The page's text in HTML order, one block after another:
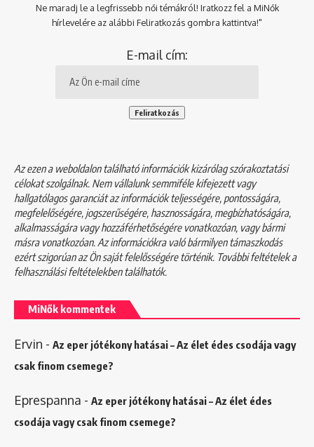
Ne maradj le a legfrissebb női témákról! Iratkozz fel a MiNők
hírlevelére az alábbi Feliratkozás gombra kattintva!"
E-mail cím:
Az ezen a weboldalon található információk kizárólag szórakoztatási
célokat szolgálnak. Nem vállalunk semmiféle kifejezett vagy
hallgatólagos garanciát az információk teljességére, pontosságára,
megfelelőségére, jogszerűségére, hasznosságára, megbízhatóságára,
alkalmasságára vagy hozzáférhetőségére vonatkozóan, vagy bármi
másra vonatkozóan. Az információkra való bármilyen támaszkodás
ezért szigorúan az Ön saját felelősségére történik. További feltételek a
felhasználási feltételekbentalálhatók.
MiNők kommentek
Ervin - Az eper jótékony hatásai – Az élet édes csodája vagy
csak finom csemege?
Eprespanna - Az eper jótékony hatásai – Az élet édes
csodája vagy csak finom csemege?